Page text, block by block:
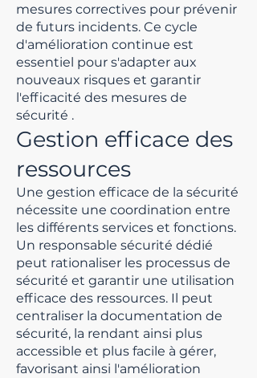
mesures correctives pour prévenir
de futurs incidents. Ce cycle
d'amélioration continue est
essentiel pour s'adapter aux
nouveaux risques et garantir
l'efficacité des mesures de
sécurité .
Gestion efficace des
ressources
Une gestion efficace de la sécurité
nécessite une coordination entre
les différents services et fonctions.
Un responsable sécurité dédié
peut rationaliser les processus de
sécurité et garantir une utilisation
efficace des ressources. Il peut
centraliser la documentation de
sécurité, la rendant ainsi plus
accessible et plus facile à gérer,
favorisant ainsi l'amélioration